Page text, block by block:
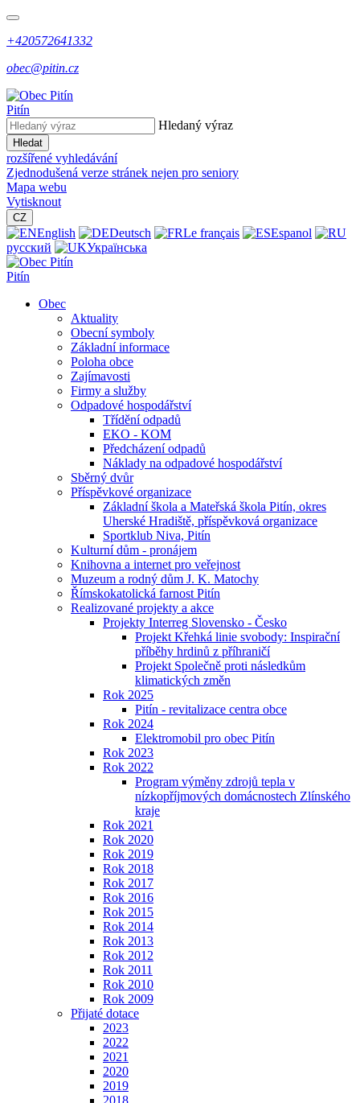
+420572641332
obec@pitin.cz
Pitín
Hledaný výraz
Hledat
rozšířené vyhledávání
Zjednodušená verze stránek nejen pro seniory
Mapa webu
Vytisknout
CZ
English Deutsch Le français
Espanol
русский
Українська
Pitín
Obec
Aktuality
Obecní symboly
Základní informace
Poloha obce
Zajímavosti
Firmy a služby
Odpadové hospodářství
Třídění odpadů
EKO - KOM
Předcházení odpadů
Náklady na odpadové hospodářství
Sběrný dvůr
Příspěvkové organizace
Základní škola a Mateřská škola Pitín, okres
Uherské Hradiště, příspěvková organizace
Sportklub Niva, Pitín
Kulturní dům - pronájem
Knihovna a internet pro veřejnost
Muzeum a rodný dům J. K. Matochy
Římskokatolická farnost Pitín
Realizované projekty a akce
Projekty Interreg Slovensko - Česko
Projekt Křehká linie svobody: Inspirační
příběhy hrdinů z příhraničí
Projekt Společně proti následkům
klimatických změn
Rok 2025
Pitín - revitalizace centra obce
Rok 2024
Elektromobil pro obec Pitín
Rok 2023
Rok 2022
Program výměny zdrojů tepla v
nízkopříjmových domácnostech Zlínského
kraje
Rok 2021
Rok 2020
Rok 2019
Rok 2018
Rok 2017
Rok 2016
Rok 2015
Rok 2014
Rok 2013
Rok 2012
Rok 2011
Rok 2010
Rok 2009
Přijaté dotace
2023
2022
2021
2020
2019
2018